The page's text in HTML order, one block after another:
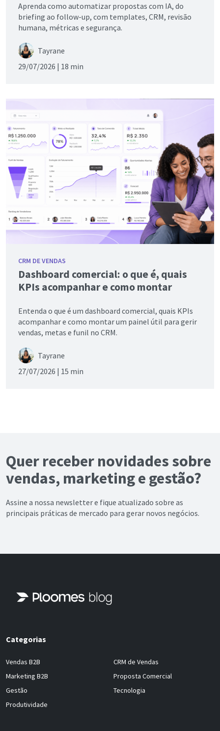
Aprenda como automatizar propostas com IA, do
briefing ao follow-up, com templates, CRM, revisão
humana, métricas e segurança.
Tayrane
29/07/2026 | 18 min
CRM DE VENDAS
Dashboard comercial: o que é, quais
KPIs acompanhar e como montar
Entenda o que é um dashboard comercial, quais KPIs
acompanhar e como montar um painel útil para gerir
vendas, metas e funil no CRM.
Tayrane
27/07/2026 | 15 min
Quer receber novidades sobre
vendas, marketing e gestão?
Assine a nossa newsletter e fique atualizado sobre as
principais práticas de mercado para gerar novos negócios.
Categorias
Vendas B2B
Marketing B2B
Gestão
Produtividade
CRM de Vendas
Proposta Comercial
Tecnologia